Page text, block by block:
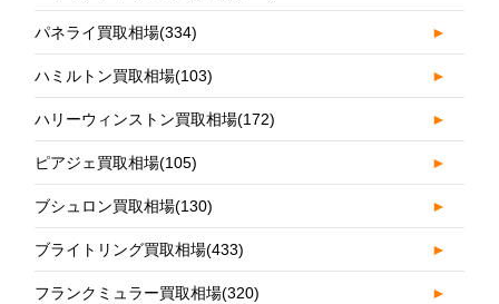
パネライ買取相場(334) ►
ハミルトン買取相場(103) ►
ハリーウィンストン買取相場(172) ►
ピアジェ買取相場(105) ►
ブシュロン買取相場(130) ►
ブライトリング買取相場(433) ►
フランクミュラー買取相場(320) ►